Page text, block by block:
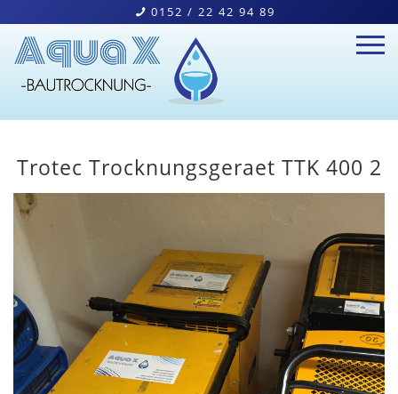
0152 / 22 42 94 89
Bautrocknung
Geräteverleih
Kontakt
Navigation schließen
Trotec Trocknungsgeraet TTK 400 2